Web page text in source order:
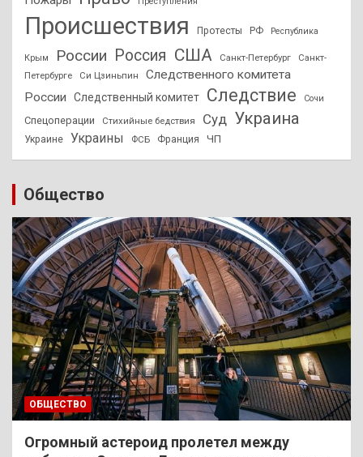
Происшествия Протесты РФ Республика
Крым России Россия США Санкт-Петербург
Санкт-
Петербурге
Си Цзиньпин
Следственного комитета
России
Следственный комитет Следствие Сочи
Спецоперации Стихийные бедствия Суд Украина
Украине Украины ФСБ Франция ЧП
Общество
ОБЩЕСТВО
Огромный астероид пролетел между